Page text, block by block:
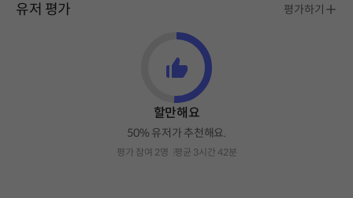
유저 평가 평가하기
할만해요
50% 유저가 추천해요.
평가 참여 2명 평균 3시간 42분